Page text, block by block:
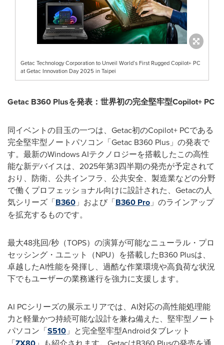
Getac Technology Corporation to Unveil World’s First Rugged Copilot+ PC
at Getac Innovation Day 2025 in Taipei
Getac B360 Plusを発表：世界初の完全堅牢型Copilot+ PC
同イベントの目玉の一つは、 Getac初のCopilot+ PCである
完全堅牢型ノートパソコン「Getac B360 Plus 」の発表で
す。最新のWindows AIテクノロジーを搭載したこの高性
能な新デバイスは、 2025年第3四半期の発売が予定されて
おり、防衛、公共インフラ、公共安全、製造業などの分野
で働くプロフェッショナル向けに設計された、 Getacの人
気シリーズ「B360 」および「B360 Pro 」のラインアップ
を拡充するものです。
最大48兆回/秒（TOPS）の演算が可能なニューラル・プロ
セッシング・ユニット（NPU）を搭載したB360 Plusは、
卓越したAI性能を発揮し、過酷な作業環境や高負荷な状況
下でもユーザーの業務遂行を強力に支援します。
AI PCシリーズの展示エリアでは、 AI対応の高性能処理能
力と軽量かつ持続可能な設計を兼ね備えた、堅牢型ノート
パソコン「S510 」と完全堅牢型Androidタブレット
「
」も紹介されます。 GetacはB360 Plusの発売を通